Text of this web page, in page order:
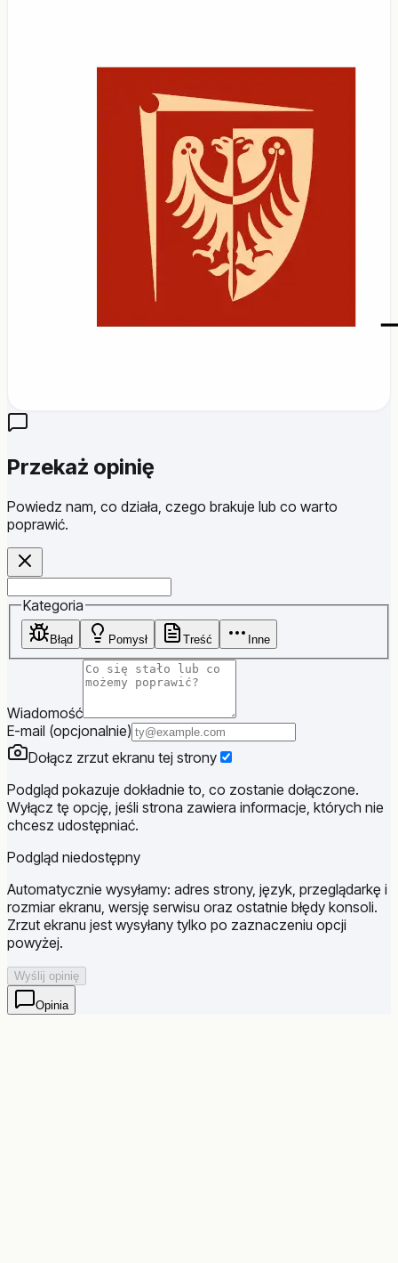
Przekaż opinię
Powiedz nam, co działa, czego brakuje lub co warto
poprawić.
Kategoria
Błąd Pomysł Treść Inne
Wiadomość
E-mail (opcjonalnie)
Dołącz zrzut ekranu tej strony
Podgląd pokazuje dokładnie to, co zostanie dołączone.
Wyłącz tę opcję, jeśli strona zawiera informacje, których nie
chcesz udostępniać.
Podgląd niedostępny
Automatycznie wysyłamy: adres strony, język, przeglądarkę i
rozmiar ekranu, wersję serwisu oraz ostatnie błędy konsoli.
Zrzut ekranu jest wysyłany tylko po zaznaczeniu opcji
powyżej.
Wyślij opinię
Opinia